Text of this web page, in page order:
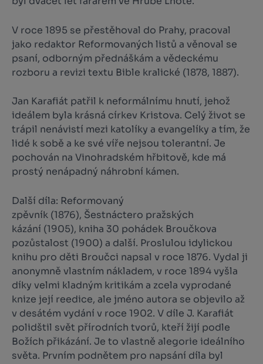
V roce 1895 se přestěhoval do Prahy, pracoval
jako redaktor Reformovaných listů a věnoval se
psaní, odborným přednáškám a vědeckému
rozboru a revizi textu Bible kralické (1878, 1887).
Jan Karafiát patřil k neformálnímu hnutí, jehož
ideálem byla krásná církev Kristova. Celý život se
trápil nenávistí mezi katolíky a evangelíky a tím, že
lidé k sobě a ke své víře nejsou tolerantní. Je
pochován na Vinohradském hřbitově, kde má
prostý nenápadný náhrobní kámen.
Další díla: Reformovaný
zpěvník (1876), Šestnáctero pražských
kázání (1905), kniha 30 pohádek Broučkova
pozůstalost (1900) a další. Proslulou idylickou
knihu pro děti Broučci napsal v roce 1876. Vydal ji
anonymně vlastním nákladem, v roce 1894 vyšla
díky velmi kladným kritikám a zcela vyprodané
knize její reedice, ale jméno autora se objevilo až
v desátém vydání v roce 1902. V díle J. Karafiát
polidštil svět přírodních tvorů, kteří žijí podle
Božích přikázání. Je to vlastně alegorie ideálního
světa. Prvním podnětem pro napsání díla byl